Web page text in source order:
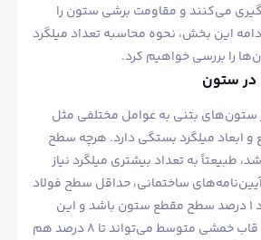
می‌کنند و مقاومت برشی ستون را
این بخش، نحوه محاسبه تعداد میلگرد
را بررسی خواهیم کرد.
در ستون
ستون‌های بتنی به عوامل مختلفی مثل
ابعاد میلگرد بستگی دارد. هرچه سطح
طبیعتاً به تعداد بیشتری میلگرد نیاز
ساختمانی، حداقل سطح فولاد
طولی ستون باید حدود ۱ درصد سطح مقطع ستون باشد و این
مقدار در ستون‌های با قاب خمشی متوسط می‌تواند تا ۸ درصد هم